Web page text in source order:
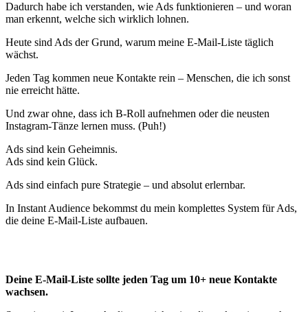
Dadurch habe ich verstanden, wie Ads funktionieren – und woran
man erkennt, welche sich wirklich lohnen.
Heute sind Ads der Grund, warum meine E-Mail-Liste täglich
wächst.
Jeden Tag kommen neue Kontakte rein – Menschen, die ich sonst
nie erreicht hätte.
Und zwar ohne, dass ich B-Roll aufnehmen oder die neusten
Instagram-Tänze lernen muss. (Puh!)
Ads sind kein Geheimnis.
Ads sind kein Glück.
Ads sind einfach pure Strategie – und absolut erlernbar.
In Instant Audience bekommst du mein komplettes System für Ads,
die deine E-Mail-Liste aufbauen.
Deine E-Mail-Liste sollte jeden Tag um 10+ neue Kontakte
wachsen.